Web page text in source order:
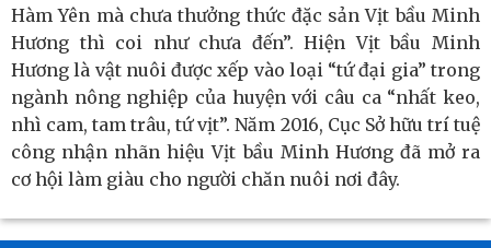
Hàm Yên mà chưa thưởng thức đặc sản Vịt bầu Minh
Hương thì coi như chưa đến”. Hiện Vịt bầu Minh
Hương là vật nuôi được xếp vào loại “tứ đại gia” trong
ngành nông nghiệp của huyện với câu ca “nhất keo,
nhì cam, tam trâu, tứ vịt”. Năm 2016, Cục Sở hữu trí tuệ
công nhận nhãn hiệu Vịt bầu Minh Hương đã mở ra
cơ hội làm giàu cho người chăn nuôi nơi đây.